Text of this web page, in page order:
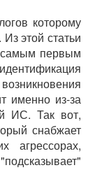
которому
. Из этой статьи
первым
именно из-за
ИС. Так вот,
снабжает